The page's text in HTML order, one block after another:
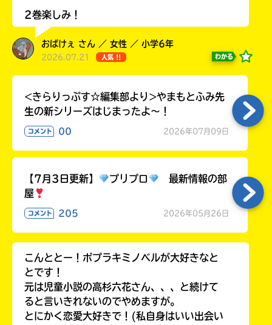
2巻楽しみ！
おばけぇ さん ／ 女性 ／ 小学6年
2026.07.21 人気 !! わかる
<きらりっぷす☆編集部より>やまもとふみ先
生の新シリーズはじまったよ～！
コメント 00 2026年07月09日
【7月3日更新】 プリプロ
最新情報の部
屋
コメント 205 2026年05月26日
こんととー！ポプラキミノベルが大好きなと
とです！
元は児童小説の高杉六花さん、、、と続けて
ると言いきれないのでやめますが。
とにかく恋愛大好きで！(私自身はいい出会い
度
て
み
る